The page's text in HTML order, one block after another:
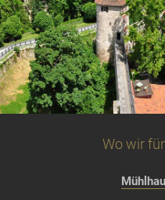
Wo wir